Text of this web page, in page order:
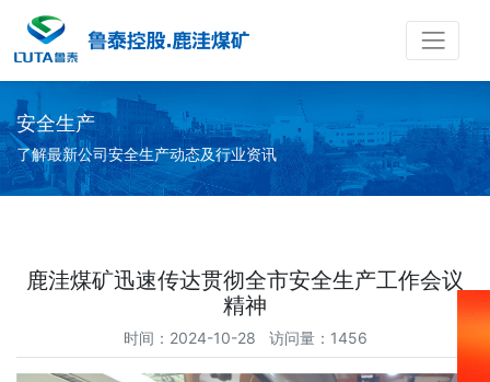
安全生产
了解最新公司安全生产动态及行业资讯
鹿洼煤矿迅速传达贯彻全市安全生产工作会议
精神
时间：2024-10-28 访问量：1456